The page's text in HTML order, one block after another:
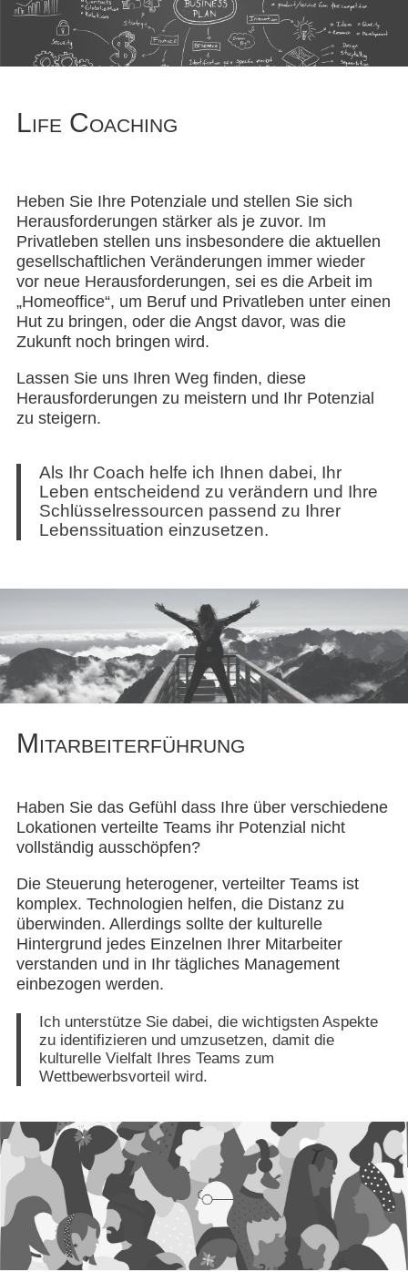
Life Coaching
Heben Sie Ihre Potenziale und stellen Sie sich
Herausforderungen stärker als je zuvor. Im
Privatleben stellen uns insbesondere die aktuellen
gesellschaftlichen Veränderungen immer wieder
vor neue Herausforderungen, sei es die Arbeit im
„Homeoffice“, um Beruf und Privatleben unter einen
Hut zu bringen, oder die Angst davor, was die
Zukunft noch bringen wird.
Lassen Sie uns Ihren Weg finden, diese
Herausforderungen zu meistern und Ihr Potenzial
zu steigern.
Als Ihr Coach helfe ich Ihnen dabei, Ihr
Leben entscheidend zu verändern und Ihre
Schlüsselressourcen passend zu Ihrer
Lebenssituation einzusetzen.
Mitarbeiterführung
Haben Sie das Gefühl dass Ihre über verschiedene
Lokationen verteilte Teams ihr Potenzial nicht
vollständig ausschöpfen?
Die Steuerung heterogener, verteilter Teams ist
komplex. Technologien helfen, die Distanz zu
überwinden. Allerdings sollte der kulturelle
Hintergrund jedes Einzelnen Ihrer Mitarbeiter
verstanden und in Ihr tägliches Management
einbezogen werden.
Ich unterstütze Sie dabei, die wichtigsten Aspekte
zu identifizieren und umzusetzen, damit die
kulturelle Vielfalt Ihres Teams zum
Wettbewerbsvorteil wird.